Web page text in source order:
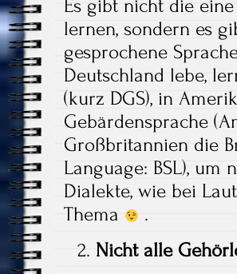
Es gibt nicht die
lernen, sondern es
gesprochene
Deutschland lebe,
(kurz DGS), in
Gebärdensprache
Großbritannien die
Language: BSL), um
Dialekte, wie bei
Thema
.
Nicht alle